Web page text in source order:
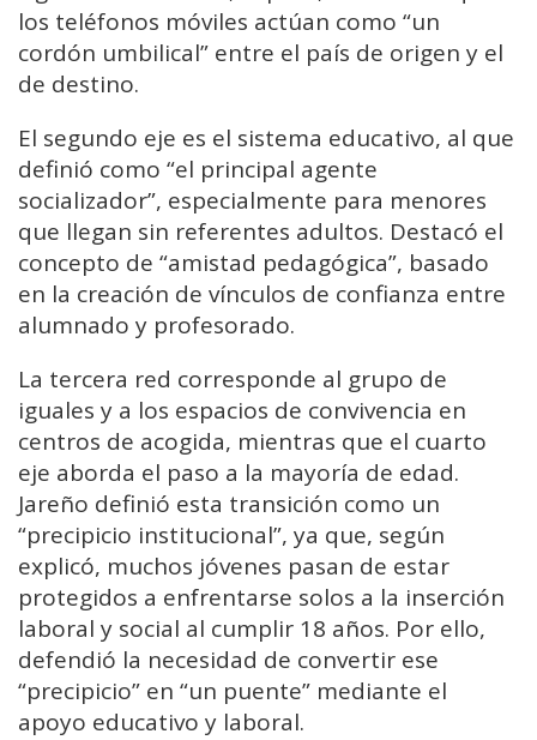
los teléfonos móviles actúan como “un
cordón umbilical” entre el país de origen y el
de destino.
El segundo eje es el sistema educativo, al que
definió como “el principal agente
socializador”, especialmente para menores
que llegan sin referentes adultos. Destacó el
concepto de “amistad pedagógica”, basado
en la creación de vínculos de confianza entre
alumnado y profesorado.
La tercera red corresponde al grupo de
iguales y a los espacios de convivencia en
centros de acogida, mientras que el cuarto
eje aborda el paso a la mayoría de edad.
Jareño definió esta transición como un
“precipicio institucional”, ya que, según
explicó, muchos jóvenes pasan de estar
protegidos a enfrentarse solos a la inserción
laboral y social al cumplir 18 años. Por ello,
defendió la necesidad de convertir ese
“precipicio” en “un puente” mediante el
apoyo educativo y laboral.